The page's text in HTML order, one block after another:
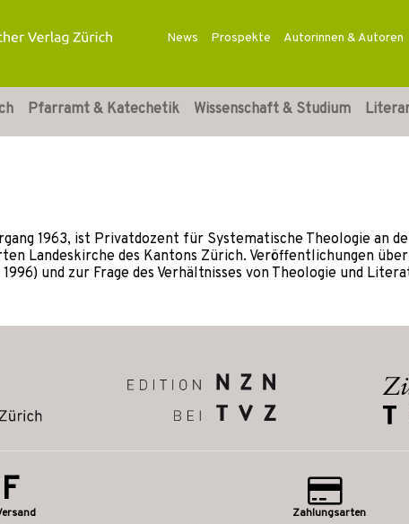
News Prospekte Autorinnen & Autoren
Pfarramt & Katechetik Wissenschaft & Studium
1963, ist Privatdozent für Systematische Theologie
Landeskirche des Kantons Zürich. Veröffentlichungen
und zur Frage des Verhältnisses von Theologie und
Zahlungsarten